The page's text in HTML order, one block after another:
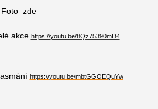
Foto zde
akce https://youtu.be/8Qz75390mD4
https://youtu.be/mbtGGOEQuYw